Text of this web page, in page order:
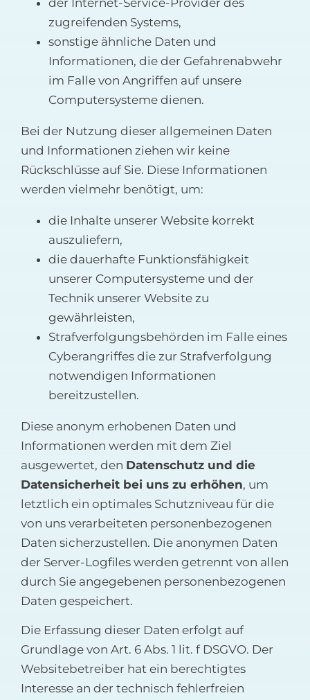
der Internet-Service-Provider des
zugreifenden Systems,
sonstige ähnliche Daten und
Informationen, die der Gefahrenabwehr
im Falle von Angriffen auf unsere
Computersysteme dienen.
Bei der Nutzung dieser allgemeinen Daten
und Informationen ziehen wir keine
Rückschlüsse auf Sie. Diese Informationen
werden vielmehr benötigt, um:
die Inhalte unserer Website korrekt
auszuliefern,
die dauerhafte Funktionsfähigkeit
unserer Computersysteme und der
Technik unserer Website zu
gewährleisten,
Strafverfolgungsbehörden im Falle eines
Cyberangriffes die zur Strafverfolgung
notwendigen Informationen
bereitzustellen.
Diese anonym erhobenen Daten und
Informationen werden mit dem Ziel
ausgewertet, den Datenschutz und die
Datensicherheit bei uns zu erhöhen, um
letztlich ein optimales Schutzniveau für die
von uns verarbeiteten personenbezogenen
Daten sicherzustellen. Die anonymen Daten
der Server-Logfiles werden getrennt von allen
durch Sie angegebenen personenbezogenen
Daten gespeichert.
Die Erfassung dieser Daten erfolgt auf
Grundlage von Art. 6 Abs. 1 lit. f DSGVO. Der
Websitebetreiber hat ein berechtigtes
Interesse an der technisch fehlerfreien